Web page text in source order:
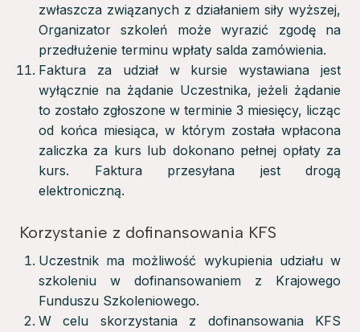
zwłaszcza związanych z działaniem siły wyższej,
Organizator szkoleń może wyrazić zgodę na
przedłużenie terminu wpłaty salda zamówienia.
Faktura za udział w kursie wystawiana jest
wyłącznie na żądanie Uczestnika, jeżeli żądanie
to zostało zgłoszone w terminie 3 miesięcy, licząc
od końca miesiąca, w którym została wpłacona
zaliczka za kurs lub dokonano pełnej opłaty za
kurs. Faktura przesyłana jest drogą
elektroniczną.
Korzystanie z dofinansowania KFS
Uczestnik ma możliwość wykupienia udziału w
szkoleniu w dofinansowaniem z Krajowego
Funduszu Szkoleniowego.
W celu skorzystania z dofinansowania KFS